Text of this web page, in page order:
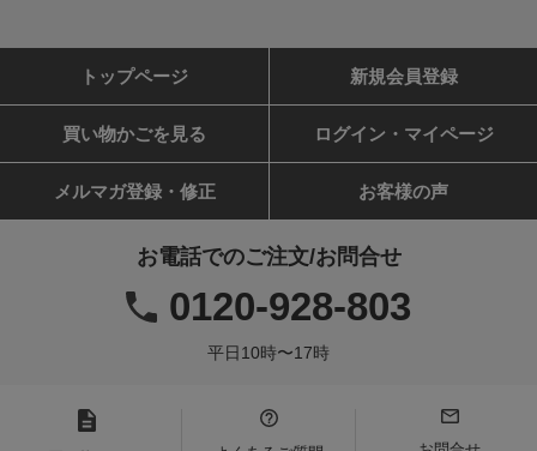
トップページ 新規会員登録
買い物かごを見る ログイン・マイページ
メルマガ登録・修正 お客様の声
お電話でのご注文/お問合せ
0120-928-803
平日10時〜17時